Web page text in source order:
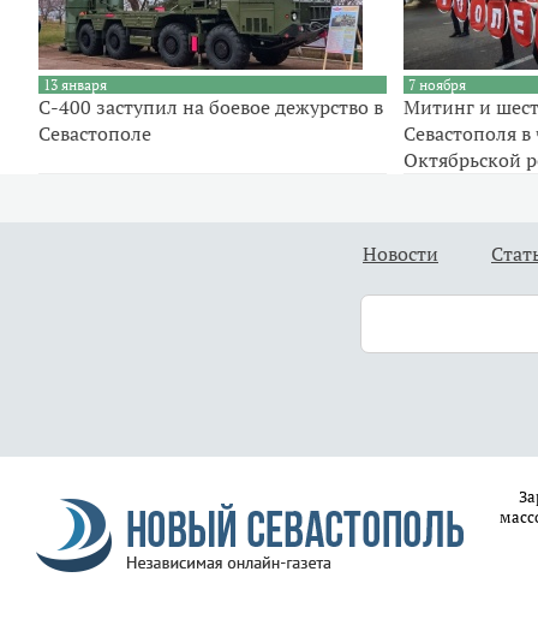
13 января
С-400 заступил на боевое дежурство в
Севастополе
7 ноября
Митинг и
Севастополя
Октябрьской
Новости